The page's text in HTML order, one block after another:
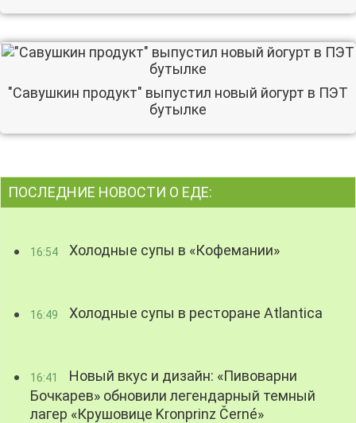
"Савушкин продукт" выпустил новый йогурт в ПЭТ
бутылке
ПОСЛЕДНИЕ НОВОСТИ О ЕДЕ:
16:54 Холодные супы в «Кофемании»
16:49 Холодные супы в ресторане Atlantica
16:41
Новый вкус и дизайн: «Пивоварни
Бочкарев» обновили легендарный темный
лагер «Крушовице Kronprinz Černé»